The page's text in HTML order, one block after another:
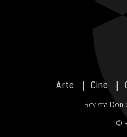
Arte Cine
Revista
©